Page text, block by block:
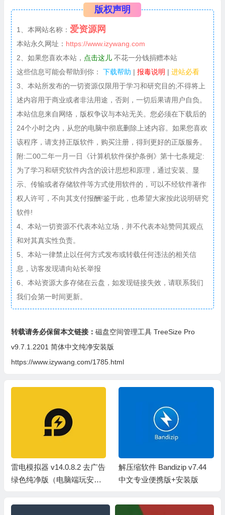
版权声明
1、本网站名称： 爱资源网
本站永久网址： https://www.izywang.com
2、如果您喜欢本站， 点击这儿不花一分钱捐赠本站
这些信息可能会帮助到你：
下载帮助 | 报毒说明 | 进站必看
3、本站所发布的一切资源仅限用于学习和研究目的;不得将上
述内容用于商业或者非法用途，否则，一切后果请用户自负。
本站信息来自网络，版权争议与本站无关。您必须在下载后的
24个小时之内，从您的电脑中彻底删除上述内容。如果您喜欢
该程序，请支持正版软件，购买注册，得到更好的正版服务。
附:二00二年一月一日《计算机软件保护条例》第十七条规定:
为了学习和研究软件内含的设计思想和原理，通过安装、显
示、传输或者存储软件等方式使用软件的，可以不经软件著作
权人许可，不向其支付报酬!鉴于此，也希望大家按此说明研究
软件!
4、本站一切资源不代表本站立场，并不代表本站赞同其观点
和对其真实性负责。
5、本站一律禁止以任何方式发布或转载任何违法的相关信
息，访客发现请向站长举报
6、本站资源大多存储在云盘，如发现链接失效，请联系我们
我们会第一时间更新。
转载请务必保留本文链接： 磁盘空间管理工具 TreeSize Pro
v9.7.1.2201 简体中文纯净安装版
https://www.izywang.com/1785.html
雷电模拟器 v14.0.8.2 去广告
绿色纯净版（电脑端玩安卓
解压缩软件 Bandizip v7.44
中文专业便携版+安装版